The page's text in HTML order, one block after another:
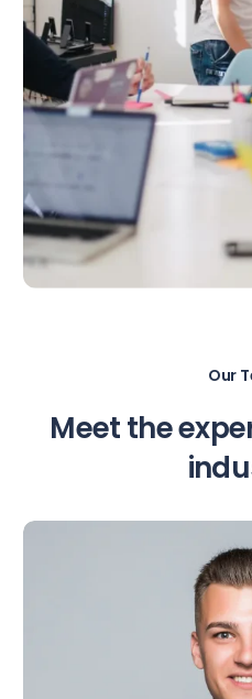
Our
Meet the